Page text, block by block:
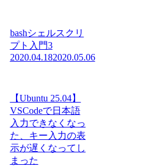
bashシェルスクリ
プト入門3
2020.04.182020.05.06
【Ubuntu 25.04】
VSCodeで日本語
入力できなくなっ
た、キー入力の表
示が遅くなってし
まった